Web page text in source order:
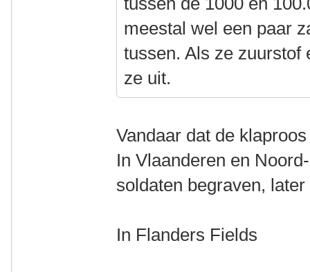
meestal wel een paar
tussen. Als ze zuurstof
ze uit.
Vandaar dat de
In Vlaanderen en
soldaten begraven,
In Flanders Fields